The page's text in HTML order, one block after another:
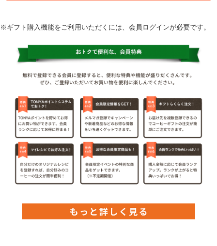
※ギフト購入機能をご利用いただくには、会員ログインが必要です。